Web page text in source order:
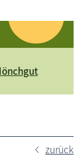
zurück